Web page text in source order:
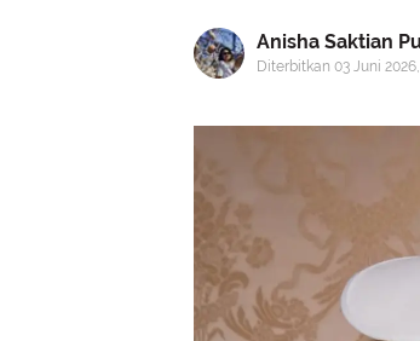
Anisha Saktian
Diterbitkan 03 Juni